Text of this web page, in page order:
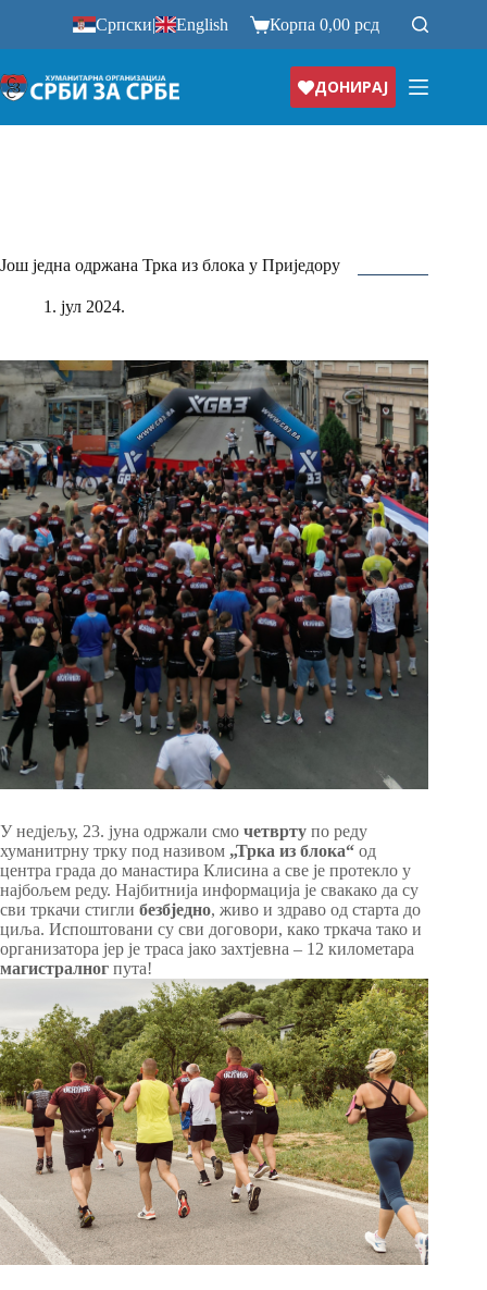
Српски| English Корпа0,00рсд
ДОНИРАЈ
Још једна одржана Трка из блока у Приједору
1. јул 2024.
У недјељу, 23. јуна одржали смо четврту по реду
хуманитрну трку под називом „Трка из блока“ од
центра града до манастира Клисина а све је протекло у
најбољем реду. Најбитнија информација је свакако да су
сви тркачи стигли безбједно, живо и здраво од старта до
циља. Испоштовани су сви договори, како тркача тако и
организатора јер је траса јако захтјевна – 12 километара
магистралног пута!